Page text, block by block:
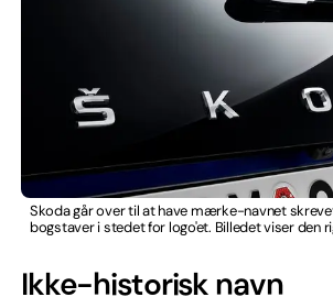
Skoda går over til at have mærke-navnet
bogstaver i stedet for logo'et. Billedet viser den
Ikke-historisk navn